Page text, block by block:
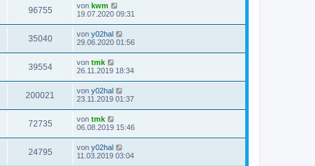
96755 von kwm
19.07.2020 09:31
35040 von y02hal
29.06.2020 01:56
39554 von tmk
26.11.2019 18:34
200021 von y02hal
23.11.2019 01:37
72735 von tmk
06.08.2019 15:46
24795 von y02hal
11.03.2019 03:04